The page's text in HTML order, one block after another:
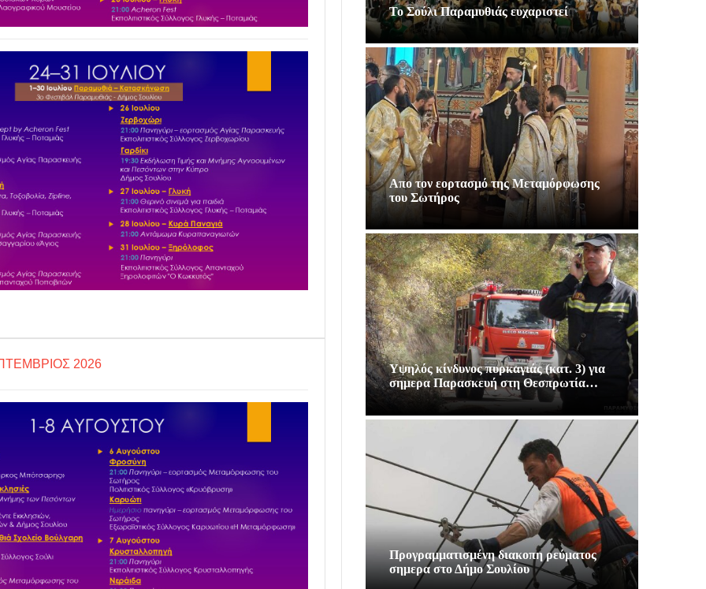
2026
Το Σούλι Παραμυθιάς ευχαριστεί
Απο τον εορτασμό της Μεταμόρφωσης
του Σωτήρος
Υψηλός κίνδυνος πυρκαγιάς (κατ. 3) για
σημερα Παρασκευή στη Θεσπρωτία…
Προγραμματισμένη διακοπη ρεύματος
σημερα στο Δήμο Σουλίου